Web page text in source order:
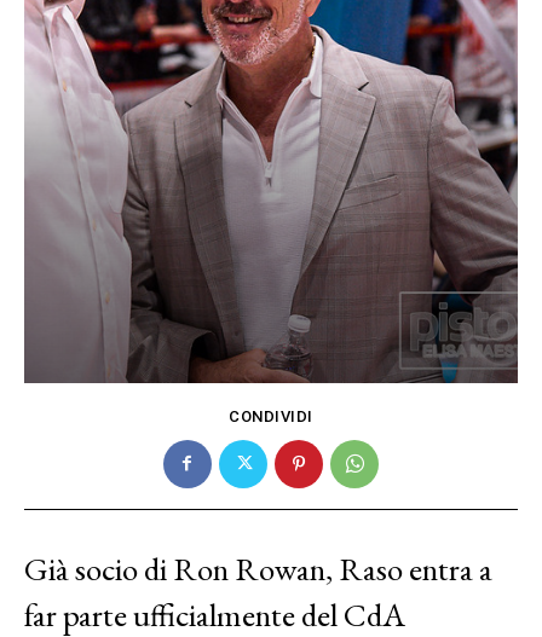
CONDIVIDI
Già socio di Ron Rowan, Raso entra a
far parte ufficialmente del CdA